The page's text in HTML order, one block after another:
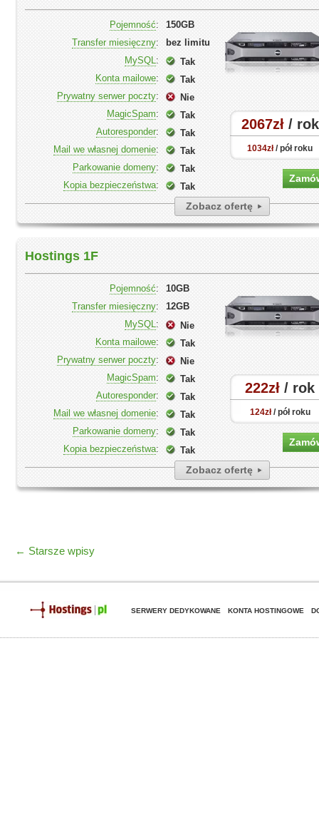
Pojemność:
150GB
Transfer miesięczny:
bez limitu
MySQL:
Tak
Konta mailowe:
Tak
Prywatny serwer poczty:
Nie
MagicSpam:
Tak
Autoresponder:
Tak
Mail we własnej domenie:
Tak
Parkowanie domeny:
Tak
Kopia bezpieczeństwa: Tak
2067zł/ rok
1034zł/ pół roku
Zobacz ofertę
Hostings 1F
Pojemność:
10GB
Transfer miesięczny:
12GB
MySQL:
Nie
Konta mailowe:
Tak
Prywatny serwer poczty:
Nie
MagicSpam:
Tak
Autoresponder:
Tak
Mail we własnej domenie:
Tak
Parkowanie domeny:
Tak
Kopia bezpieczeństwa: Tak
222zł / rok
124zł/ pół roku
Zobacz ofertę
← Starsze wpisy
SERWERY DEDYKOWANE KONTA HOSTINGOWE